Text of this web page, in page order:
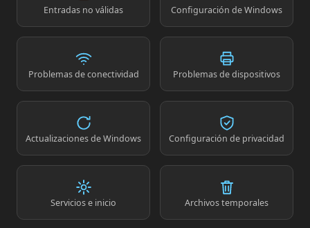
Entradas no válidas Configuración de Windows
Problemas de conectividad Problemas de dispositivos
Actualizaciones de Windows Configuración de privacidad
Servicios e inicio Archivos temporales